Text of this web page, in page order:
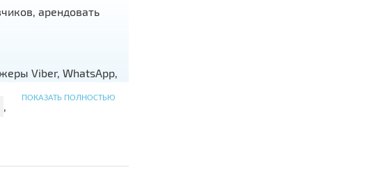
арендовать
Viber, WhatsАpp,
ПОКАЗАТЬ ПОЛНОСТЬЮ
,